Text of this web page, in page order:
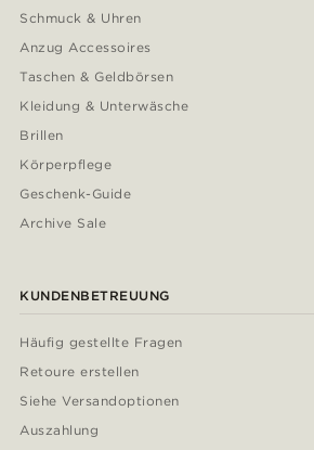
Schmuck & Uhren
Anzug Accessoires
Taschen & Geldbörsen
Kleidung & Unterwäsche
Brillen
Körperpflege
Geschenk-Guide
Archive Sale
KUNDENBETREUUNG
Häufig gestellte Fragen
Retoure erstellen
Siehe Versandoptionen
Auszahlung